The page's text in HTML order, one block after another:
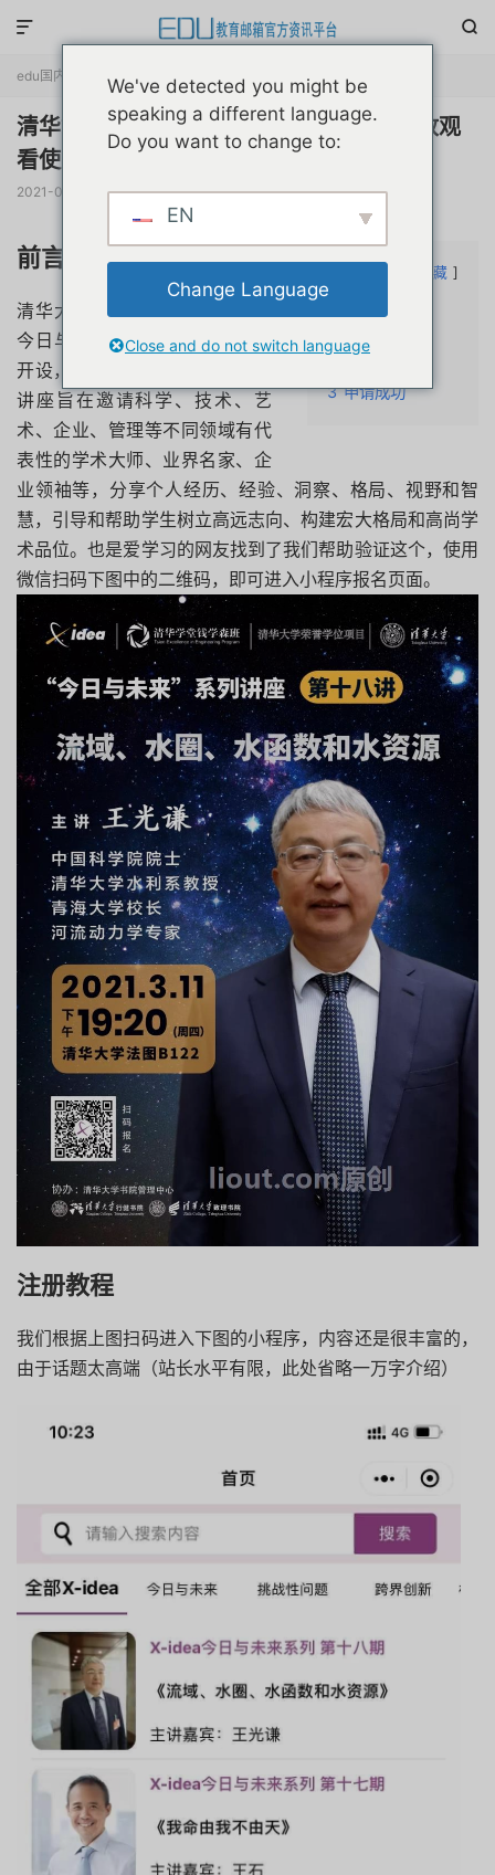


edu国内优惠 正文
清华钱学森班x-idea学术讲座视频免费开放观
看使用edu学生邮箱教育者注册申请教程
2021-03-11 阅读(3980) 评论(0)  赞(2)
文章目录 隐藏
3 申请成功
前言介绍
清华大学钱学森班“X-Ideas——
今日与未来”系列讲座自2018年
开设，至今已成功举办十六期。
讲座旨在邀请科学、技术、艺
术、企业、管理等不同领域有代
表性的学术大师、业界名家、企
业领袖等，分享个人经历、经验、洞察、格局、视野和智
慧，引导和帮助学生树立高远志向、构建宏大格局和高尚学
术品位。也是爱学习的网友找到了我们帮助验证这个，使用
微信扫码下图中的二维码，即可进入小程序报名页面。
注册教程
我们根据上图扫码进入下图的小程序，内容还是很丰富的，
由于话题太高端（站长水平有限，此处省略一万字介绍）
We've detected you might be
speaking a different language.
Do you want to change to:
EN
Change Language
Close and do not switch language